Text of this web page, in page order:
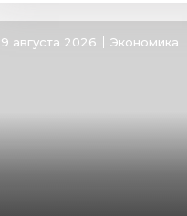
оружия
9 августа 2026 Экономика